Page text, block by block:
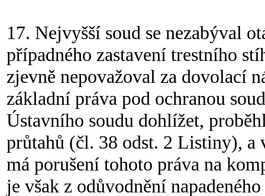
17. Nejvyšší soud se nezabýval
případného zastavení trestního
zjevně nepovažoval za dovolací
základní práva pod ochranou
Ústavního soudu dohlížet,
průtahů (čl. 38 odst. 2 Listiny), a
má porušení tohoto práva na
je však z odůvodnění